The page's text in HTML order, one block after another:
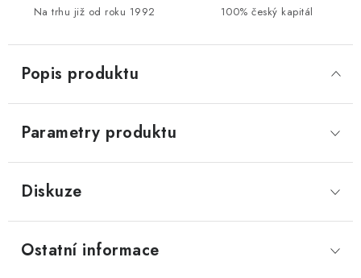
Bezpečnostní třídy
Na trhu již od roku 1992 100% český kapitál
Popis produktu
Parametry produktu
Diskuze
Ostatní informace